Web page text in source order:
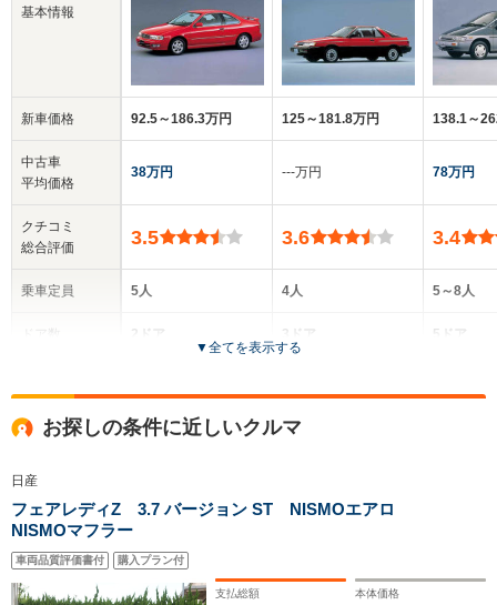
基本情報
新車価格
中古車
平均価格
クチコミ
総合評価
乗車定員
サイズ
(全長x全幅x全高)
92.5～186.3万円
38万円
3.5
5人
2ドア
全高
1.69m
全長
125～181.8万円
‐‐‐万円
3.6
4人
3ドア
全高
1.67m
138.1～
78万円
3.4
5～8人
5ドア
全高
▼全てを表示する
お探しの条件に近しいクルマ
日産
フェアレディZ 3.7 バージョン ST NISMOエアロ
NISMOマフラー
車両品質評価書付 購入プラン付
支払総額 本体価格